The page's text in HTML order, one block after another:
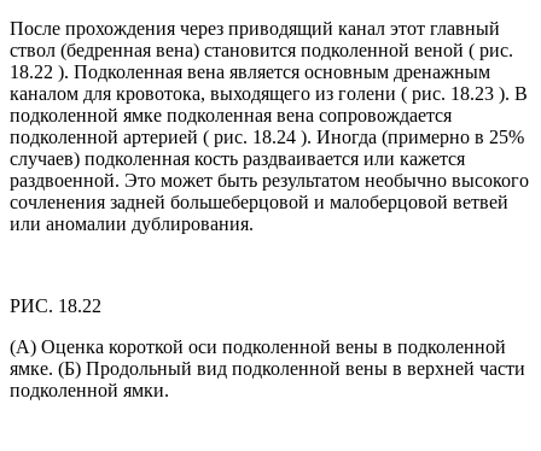
После прохождения через приводящий канал этот главный
ствол (бедренная вена) становится подколенной веной ( рис.
18.22 ). Подколенная вена является основным дренажным
каналом для кровотока, выходящего из голени ( рис. 18.23 ). В
подколенной ямке подколенная вена сопровождается
подколенной артерией ( рис. 18.24 ). Иногда (примерно в 25%
случаев) подколенная кость раздваивается или кажется
раздвоенной. Это может быть результатом необычно высокого
сочленения задней большеберцовой и малоберцовой ветвей
или аномалии дублирования.
РИС. 18.22
(А) Оценка короткой оси подколенной вены в подколенной
ямке. (Б) Продольный вид подколенной вены в верхней части
подколенной ямки.